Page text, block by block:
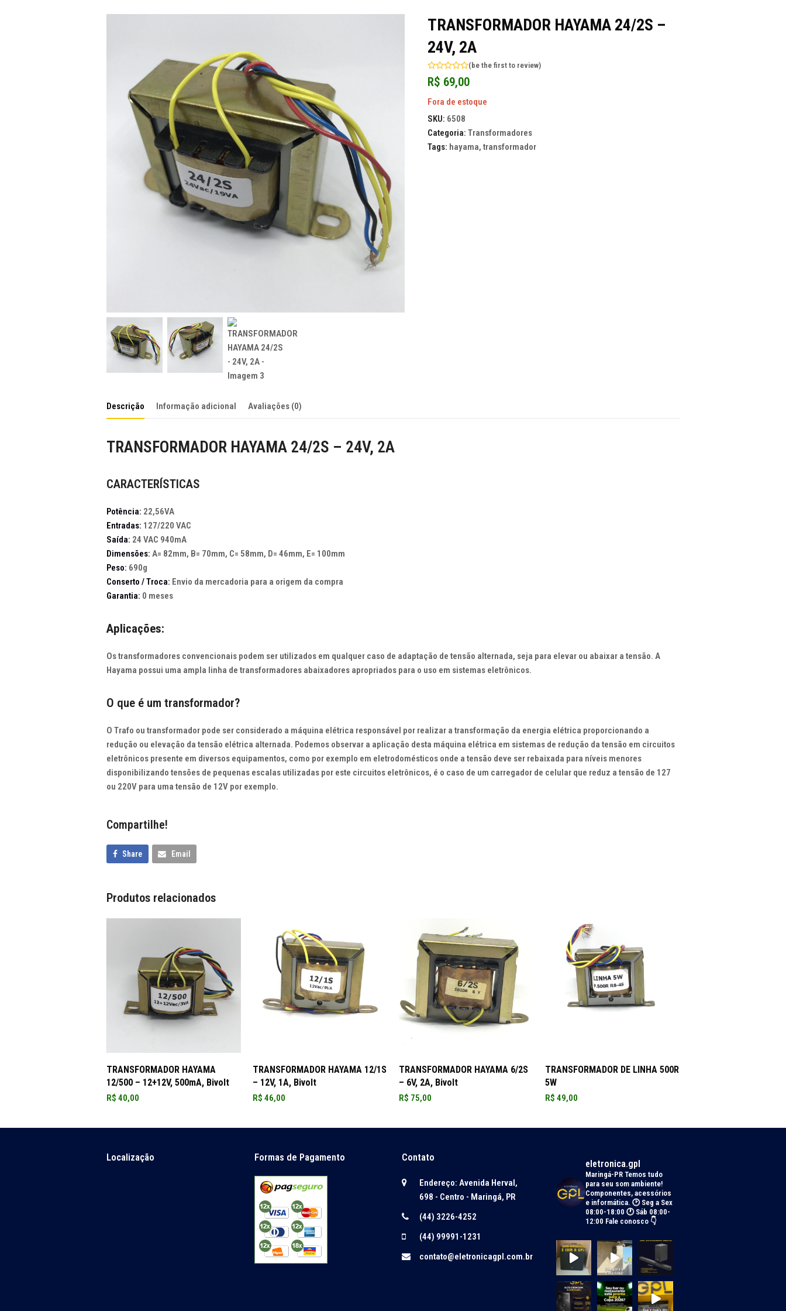
TRANSFORMADOR HAYAMA 24/2S –
24V, 2A
Avaliação
0
5
( be the first to review)
R$ 69,00
Fora de estoque
SKU: 6508
Categoria: Transformadores
Tags: hayama, transformador
Descrição Informação adicional Avaliações (0)
TRANSFORMADOR HAYAMA 24/2S – 24V, 2A
CARACTERÍSTICAS
Potência: 22,56VA
Entradas: 127/220 VAC
Saída: 24 VAC 940mA
Dimensões: A= 82mm, B= 70mm, C= 58mm, D= 46mm, E= 100mm
Peso: 690g
Conserto / Troca: Envio da mercadoria para a origem da compra
Garantia: 0 meses
Aplicações:
Ostransformadores convencionais podem ser utilizados em qualquer caso de adaptação de tensão alternada, seja para elevar ou abaixar a tensão. A
Hayama possui uma ampla linha de transformadores abaixadores apropriados para o uso em sistemas eletrônicos.
O que é um transformador?
O Trafo ou transformador pode ser considerado a máquina elétrica responsável por realizar a transformação da energia elétrica proporcionando a
redução ou elevação da tensão elétrica alternada. Podemos observar a aplicação desta máquina elétrica em sistemas de redução da tensão em circuitos
eletrônicos presente em diversos equipamentos, como por exemplo em eletrodomésticos onde a tensão deve ser rebaixada para níveis menores
disponibilizando tensões de pequenas escalas utilizadas por este circuitos eletrônicos, é o caso de um carregador de celular que reduz a tensão de 127
ou 220V para uma tensão de 12V por exemplo.
Compartilhe!
Share Email
Produtos relacionados
ADICIONAR AO CARRINHO
TRANSFORMADOR HAYAMA
12/500 – 12+12V, 500mA, Bivolt
R$ 40,00
ADICIONAR AO CARRINHO
TRANSFORMADOR HAYAMA 12/1S
– 12V, 1A, Bivolt
R$ 46,00
ADICIONAR AO CARRINHO
TRANSFORMADOR HAYAMA 6/2S
– 6V, 2A, Bivolt
R$ 75,00
ADICIONAR AO CARRINHO
TRANSFORMADOR DE LINHA 500R
5W
R$ 49,00
Localização Formas de Pagamento Contato
Endereço: Avenida Herval,
698 - Centro - Maringá, PR
(44) 3226-4252
(44) 99991-1231
contato@eletronicagpl.com.br
eletronica.gpl
Maringá-PRTemos tudo
para seu som ambiente!
Componentes, acessórios
e informática. 🕑 Seg a Sex
08:00-18:00 🕐 Sáb 08:00-
12:00 Fale conosco 👇